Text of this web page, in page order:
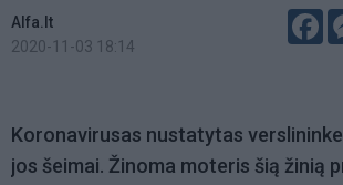
Alfa.lt
2020-11-03 18:14
Koronavirusas nustatytas
jos šeimai. Žinoma moteris šią žinią